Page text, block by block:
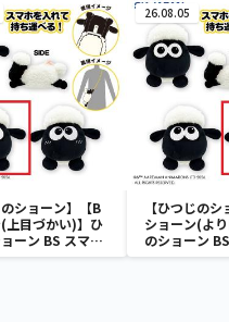
ブラー
のショーン】【B
上目づかい)】ひ
ーン BS スマホ
ダー
26.08.05
【ひつじの
ショーン(よ
のショーン
ーンルダー